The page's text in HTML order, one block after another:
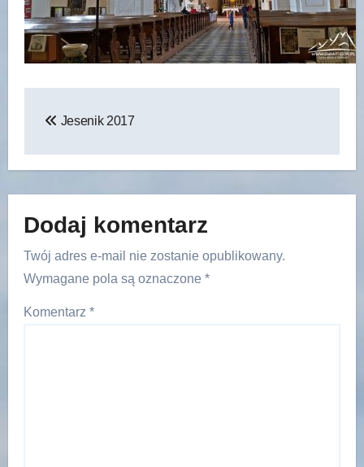
Jesenik 2017
Dodaj komentarz
Twój adres e-mail nie zostanie opublikowany.
Wymagane pola są oznaczone *
Komentarz *